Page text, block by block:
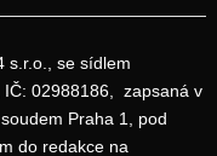
s.r.o., se sídlem
IČ: 02988186, zapsaná v
Praha 1, pod
do redakce na